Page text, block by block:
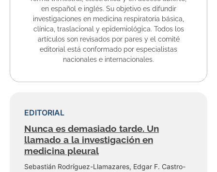
en español e inglés. Su objetivo es difundir
investigaciones en medicina respiratoria básica,
clínica, traslacional y epidemiológica. Todos los
artículos son revisados por pares y el comité
editorial está conformado por especialistas
nacionales e internacionales.
EDITORIAL
Nunca es demasiado tarde. Un
llamado a la investigación en
medicina pleural
Sebastián Rodríguez-Llamazares, Edgar F. Castro-